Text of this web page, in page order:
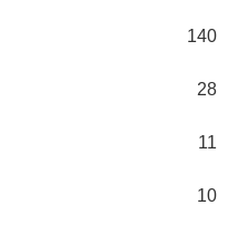
140
28
11
10